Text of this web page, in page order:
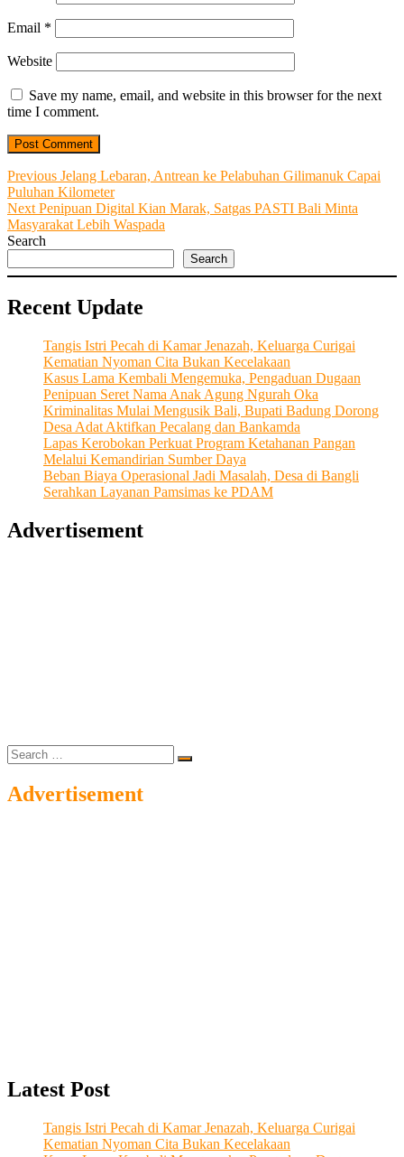
Email *
Website
Save my name, email, and website in this browser for the next
time I comment.
Post
navigation
Previous Previous
post:
Jelang Lebaran, Antrean ke Pelabuhan Gilimanuk Capai
Puluhan Kilometer
Next Next
post:
Penipuan Digital Kian Marak, Satgas PASTI Bali Minta
Masyarakat Lebih Waspada
Search
Search
Recent Update
Tangis Istri Pecah di Kamar Jenazah, Keluarga Curigai
Kematian Nyoman Cita Bukan Kecelakaan
Kasus Lama Kembali Mengemuka, Pengaduan Dugaan
Penipuan Seret Nama Anak Agung Ngurah Oka
Kriminalitas Mulai Mengusik Bali, Bupati Badung Dorong
Desa Adat Aktifkan Pecalang dan Bankamda
Lapas Kerobokan Perkuat Program Ketahanan Pangan
Melalui Kemandirian Sumber Daya
Beban Biaya Operasional Jadi Masalah, Desa di Bangli
Serahkan Layanan Pamsimas ke PDAM
Advertisement
Search
…
Advertisement
Latest Post
Tangis Istri Pecah di Kamar Jenazah, Keluarga Curigai
Kematian Nyoman Cita Bukan Kecelakaan